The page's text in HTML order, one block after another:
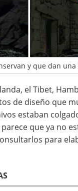
y que dan
el Tibet,
de diseño que
estaban
que ya no
para